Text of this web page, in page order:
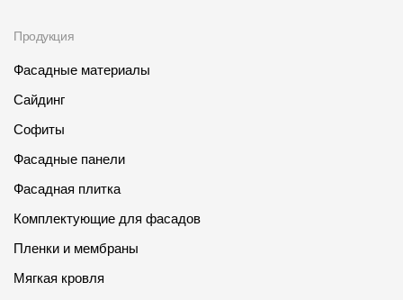
Пн-Пт - 10-19
Сб-Вс - выходной
Продукция
Фасадные материалы
Сайдинг
Софиты
Фасадные панели
Фасадная плитка
Комплектующие для фасадов
Пленки и мембраны
Мягкая кровля